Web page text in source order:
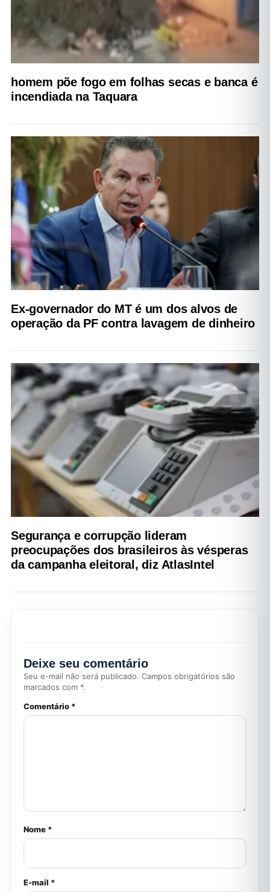
homem põe fogo em folhas secas e banca é
incendiada na Taquara
Ex-governador do MT é um dos alvos de
operação da PF contra lavagem de dinheiro
Segurança e corrupção lideram
preocupações dos brasileiros às vésperas
da campanha eleitoral, diz AtlasIntel
Deixe seu comentário
Seu e-mail não será publicado. Campos obrigatórios são
marcados com *.
Comentário *
Nome *
E-mail *